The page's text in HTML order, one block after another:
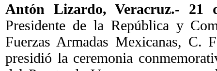
Antón Lizardo, Veracruz.- 21
Presidente de la República y
Fuerzas Armadas Mexicanas, C.
presidió la ceremonia